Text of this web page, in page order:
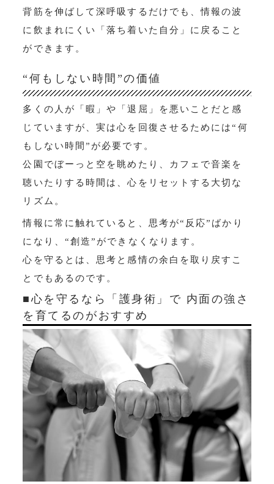
背筋を伸ばして深呼吸するだけでも、情報の波
に飲まれにくい「落ち着いた自分」に戻ること
ができます。
“何もしない時間”の価値
多くの人が「暇」や「退屈」を悪いことだと感
じていますが、実は心を回復させるためには“何
もしない時間”が必要です。
公園でぼーっと空を眺めたり、カフェで音楽を
聴いたりする時間は、心をリセットする大切な
リズム。
情報に常に触れていると、思考が“反応”ばかり
になり、“創造”ができなくなります。
心を守るとは、思考と感情の余白を取り戻すこ
とでもあるのです。
■心を守るなら「護身術」で 内面の強さ
を育てるのがおすすめ